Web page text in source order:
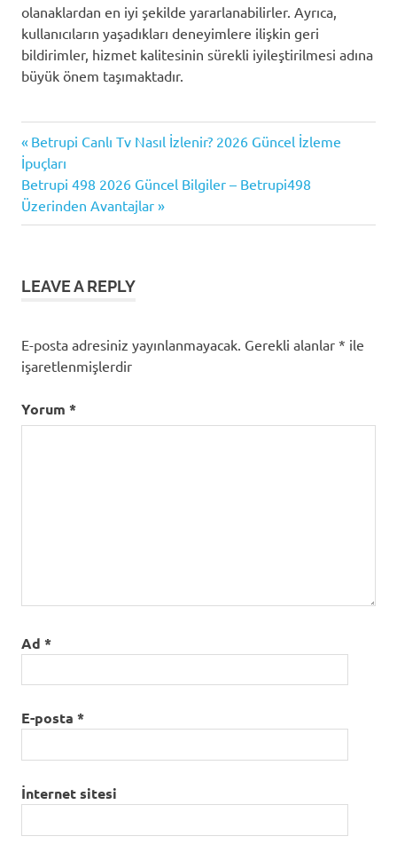
olanaklardan en iyi şekilde yararlanabilirler. Ayrıca,
kullanıcıların yaşadıkları deneyimlere ilişkin geri
bildirimler, hizmet kalitesinin sürekli iyileştirilmesi adına
büyük önem taşımaktadır.
Sorunları
Çevrimiçi
İletişim
Müşteri
Yazı
gezinmesi
Previous
Post:
Betrupi Canlı Tv Nasıl İzlenir? 2026 Güncel İzleme
İpuçları
Next
Post:
Betrupi 498 2026 Güncel Bilgiler – Betrupi498
Üzerinden Avantajlar
LEAVE A REPLY
E-posta adresiniz yayınlanmayacak. Gerekli alanlar * ile
işaretlenmişlerdir
Yorum *
Ad *
E-posta *
İnternet sitesi